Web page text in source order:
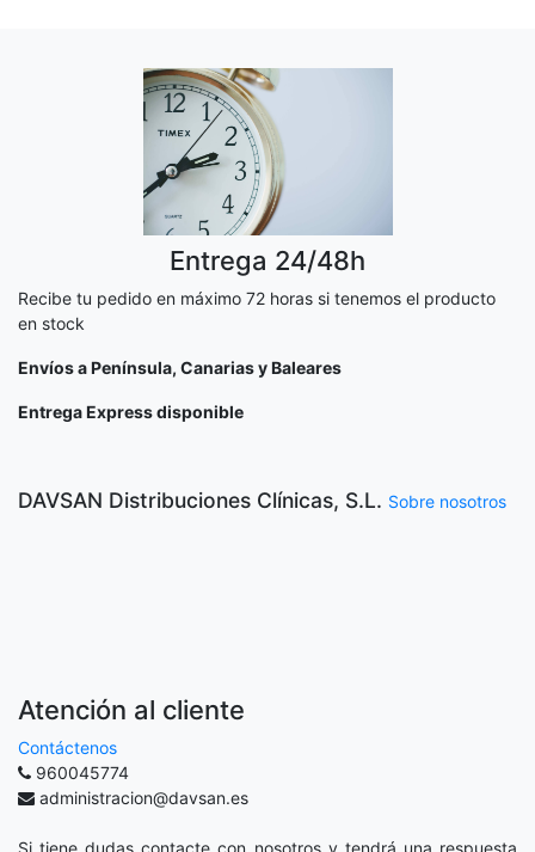
Entrega 24/48h
Recibe tu pedido en máximo 72 horas si tenemos el producto
en stock
Envíos a Península, Canarias y Baleares
Entrega Express disponible
DAVSAN Distribuciones Clínicas, S.L. Sobre nosotros
Atención al cliente
Contáctenos
960045774
administracion@davsan.es
Si tiene dudas contacte con nosotros y tendrá una respuesta